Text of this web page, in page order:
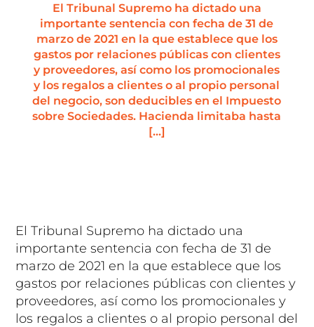
El Tribunal Supremo ha dictado una
importante sentencia con fecha de 31 de
marzo de 2021 en la que establece que los
gastos por relaciones públicas con clientes
y proveedores, así como los promocionales
y los regalos a clientes o al propio personal
del negocio, son deducibles en el Impuesto
sobre Sociedades. Hacienda limitaba hasta
[…]
El Tribunal Supremo ha dictado una
importante sentencia con fecha de 31 de
marzo de 2021 en la que establece que los
gastos por relaciones públicas con clientes y
proveedores, así como los promocionales y
los regalos a clientes o al propio personal del